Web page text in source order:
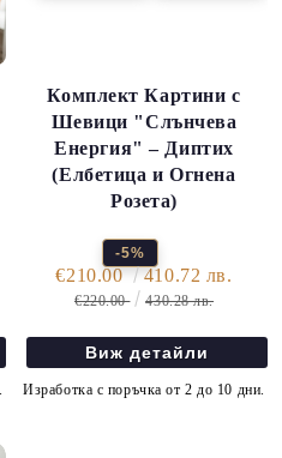
Комплект Картини с
Шевици "Слънчева
Енергия" – Диптих
(Елбетица и Огнена
Розета)
-5%
€210.00 410.72 лв.
€220.00 430.28 лв.
Виж детайли
Изработка с поръчка от 2 до 10 дни.